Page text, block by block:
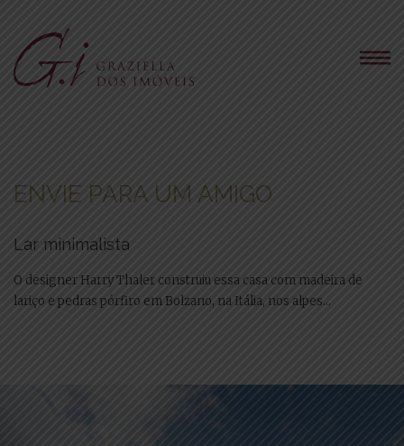
ENVIE PARA UM AMIGO
Lar minimalista
O designer Harry Thaler construiu essa casa com madeira de
lariço e pedras pórfiro em Bolzano, na Itália, nos alpes...